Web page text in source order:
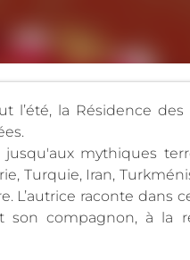
la Résidence des
mythiques
Turquie, Iran,
L’autrice raconte dans
compagnon, à la